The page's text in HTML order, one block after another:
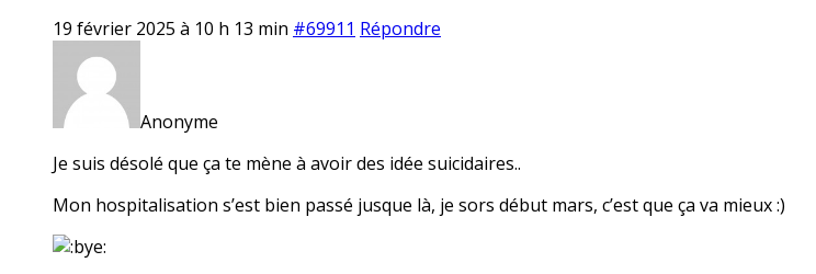
19 février 2025 à 10 h 13 min #69911 Répondre
Anonyme
Je suis désolé que ça te mène à avoir des idée suicidaires..
Mon hospitalisation s’est bien passé jusque là, je sors début mars, c’est que ça va mieux :)